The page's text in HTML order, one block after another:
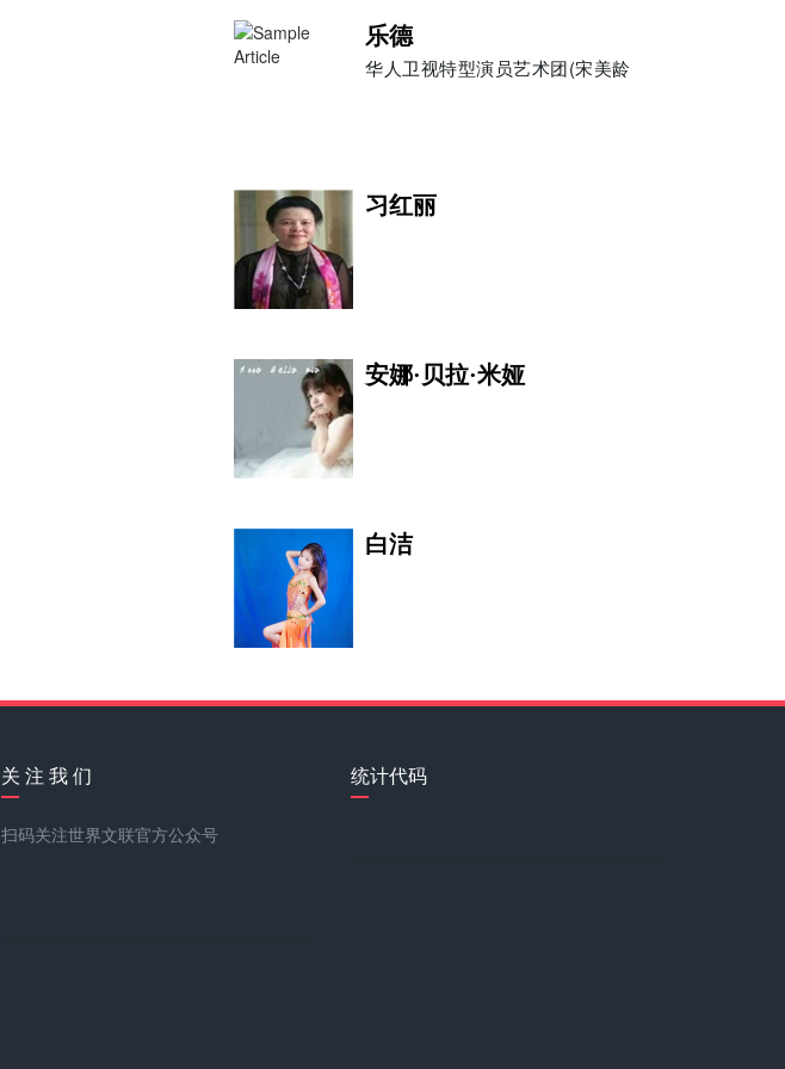
刘素清
乐德
华人卫视特型演员艺术团(宋美龄
习红丽
安娜·贝拉·米娅
白洁
郭子若
关 注 我 们
扫码关注世界文联官方公众号
统计代码